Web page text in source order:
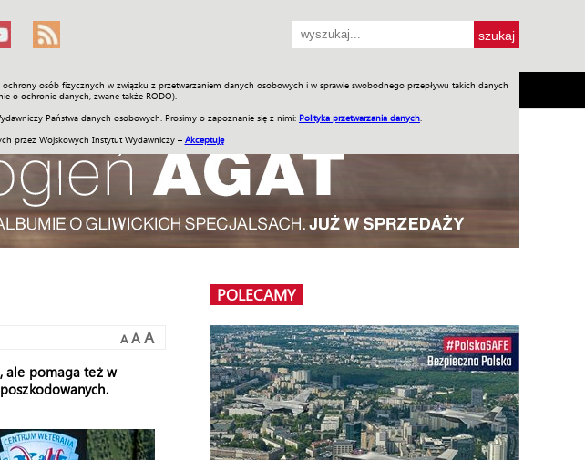
osób fizycznych w związku z przetwarzaniem danych osobowych i w sprawie swobodnego przepływu takich danych
o ochronie danych, zwane także RODO).
Państwa danych osobowych. Prosimy o zapoznanie się z nimi: Polityka przetwarzania danych
przez Wojskowych Instytut Wydawniczy – Akceptuję
Galerie Wideo ENGLISH SKLEP Jednodniówki Praca w WIW
A A A
ale pomaga też w
POLECAMY